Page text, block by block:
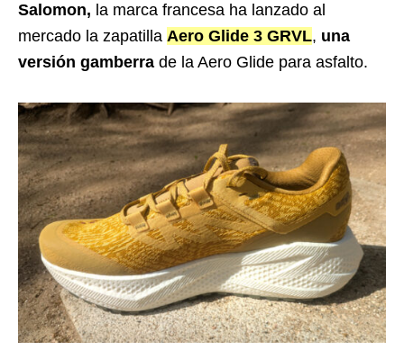
Salomon, la marca francesa ha lanzado al
mercado la zapatilla Aero Glide 3 GRVL, una
versión gamberra de la Aero Glide para asfalto.